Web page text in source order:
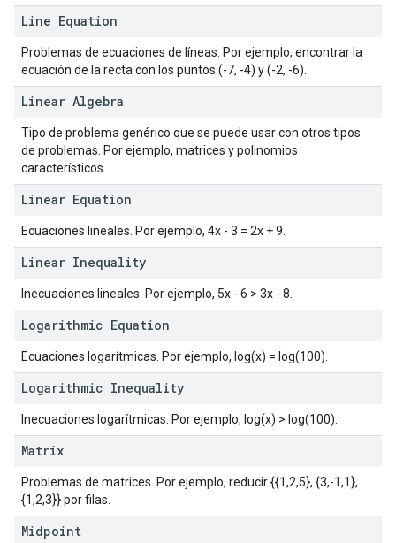
Line Equation
Problemas de ecuaciones de líneas. Por ejemplo, encontrar la
ecuación de la recta con los puntos (-7, -4) y (-2, -6).
Linear Algebra
Tipo de problema genérico que se puede usar con otros tipos
de problemas. Por ejemplo, matrices y polinomios
característicos.
Linear Equation
Ecuaciones lineales. Por ejemplo, 4x - 3 = 2x + 9.
Linear Inequality
Inecuaciones lineales. Por ejemplo, 5x - 6 > 3x - 8.
Logarithmic Equation
Ecuaciones logarítmicas. Por ejemplo, log(x) = log(100).
Logarithmic Inequality
Inecuaciones logarítmicas. Por ejemplo, log(x) > log(100).
Matrix
Problemas de matrices. Por ejemplo, reducir{{1,2,5}, {3,-1,1},
{1,2,3}}por filas.
Midpoint